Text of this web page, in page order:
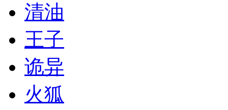
清油
王子
诡异
火狐